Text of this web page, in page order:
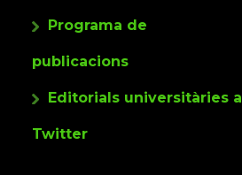
Programa de
publicacions
Editorials universitàries a
Twitter